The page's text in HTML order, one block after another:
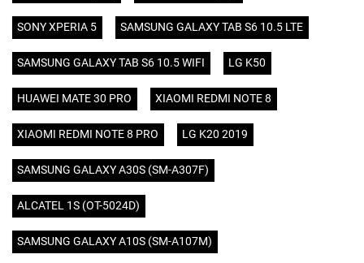
SONY XPERIA 5 SAMSUNG GALAXY TAB S6 10.5 LTE
SAMSUNG GALAXY TAB S6 10.5 WIFI LG K50
HUAWEI MATE 30 PRO XIAOMI REDMI NOTE 8
XIAOMI REDMI NOTE 8 PRO LG K20 2019
SAMSUNG GALAXY A30S (SM-A307F)
ALCATEL 1S (OT-5024D)
SAMSUNG GALAXY A10S (SM-A107M)